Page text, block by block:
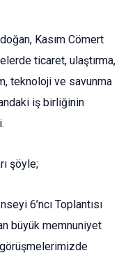
Kasım Cömert
ticaret, ulaştırma,
teknoloji ve savunma
iş birliğinin
şöyle;
6’ncı Toplantısı
büyük memnuniyet